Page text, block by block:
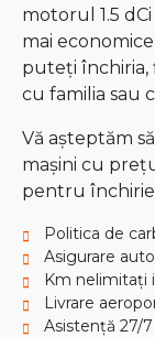
motorul 1.5
mai
puteți
cu familia sau
Vă așteptăm
mașini cu
pentru
Politica de
Asigurare
Km nelimitați
Livrare
Asistență 27/7